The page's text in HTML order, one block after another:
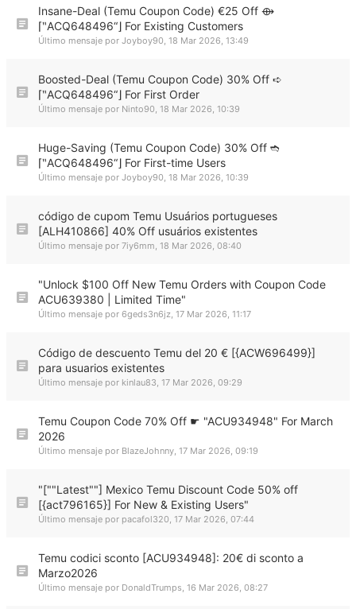
Insane-Deal (Temu Coupon Code) €25 Off ⟴
⌈‶ACQ648496“⌋ For Existing Customers
Último mensaje por Joyboy90, 18 Mar 2026, 13:49
Boosted-Deal (Temu Coupon Code) 30% Off ➪
⌈‶ACQ648496“⌋ For First Order
Último mensaje por Ninto90, 18 Mar 2026, 10:39
Huge-Saving (Temu Coupon Code) 30% Off ➬
⌈‶ACQ648496“⌋ For First-time Users
Último mensaje por Joyboy90, 18 Mar 2026, 10:39
código de cupom Temu Usuários portugueses
[ALH410866] 40% Off usuários existentes
Último mensaje por 7iy6mm, 18 Mar 2026, 08:40
"Unlock $100 Off New Temu Orders with Coupon Code
ACU639380 | Limited Time"
Último mensaje por 6geds3n6jz, 17 Mar 2026, 11:17
Código de descuento Temu del 20 € [{ACW696499}]
para usuarios existentes
Último mensaje por kinlau83, 17 Mar 2026, 09:29
Temu Coupon Code 70% Off ☛ "ACU934948" For March
2026
Último mensaje por BlazeJohnny, 17 Mar 2026, 09:19
"[""Latest""] Mexico Temu Discount Code 50% off
[{act796165}] For New & Existing Users"
Último mensaje por pacafol320, 17 Mar 2026, 07:44
Temu codici sconto [ACU934948]: 20€ di sconto a
Marzo2026
Último mensaje por DonaldTrumps, 16 Mar 2026, 08:27